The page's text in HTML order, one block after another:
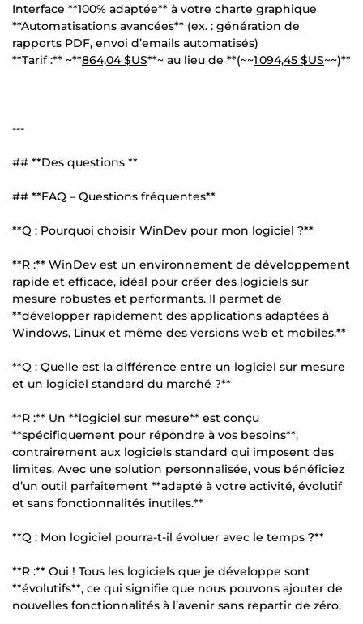
Interface **100% adaptée** à votre charte graphique
**Automatisations avancées** (ex. : génération de
rapports PDF, envoi d’emails automatisés)
**Tarif :** ~**864,04 $US**~ au lieu de **(~~1 094,45 $US~~)**
---
## **Des questions **
## **FAQ – Questions fréquentes**
**Q : Pourquoi choisir WinDev pour mon logiciel ?**
**R :** WinDev est un environnement de développement
rapide et efficace, idéal pour créer des logiciels sur
mesure robustes et performants. Il permet de
**développer rapidement des applications adaptées à
Windows, Linux et même des versions web et mobiles.**
**Q : Quelle est la différence entre un logiciel sur mesure
et un logiciel standard du marché ?**
**R :** Un **logiciel sur mesure** est conçu
**spécifiquement pour répondre à vos besoins**,
contrairement aux logiciels standard qui imposent des
limites. Avec une solution personnalisée, vous bénéficiez
d’un outil parfaitement **adapté à votre activité, évolutif
et sans fonctionnalités inutiles.**
**Q : Mon logiciel pourra-t-il évoluer avec le temps ?**
**R :** Oui ! Tous les logiciels que je développe sont
**évolutifs**, ce qui signifie que nous pouvons ajouter de
nouvelles fonctionnalités à l’avenir sans repartir de zéro.